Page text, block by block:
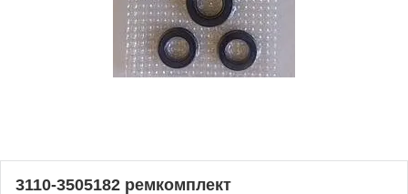
3110-3505182 ремкомплект